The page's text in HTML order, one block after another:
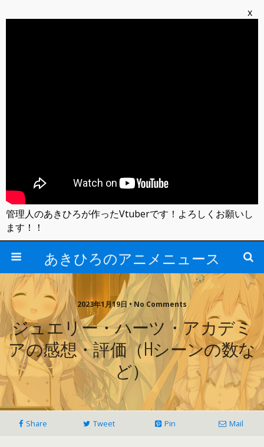
あきひろのアニメニュース
2023年1月19日 • No Comments
ジュエリー・ハーツ・アカデミ
アの感想・評価（Hシーンの数な
ど）
Share Tweet Pin Mail
x
管理人のあきひろが作ったVtuberです！よろしくお願いし
ます！！